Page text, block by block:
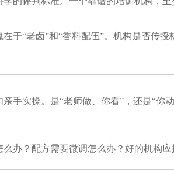
于“老卤”和“香料配伍”。机构是否传
手实操。是“老师做、你看”，还是“你
办？配方需要微调怎么办？好的机构